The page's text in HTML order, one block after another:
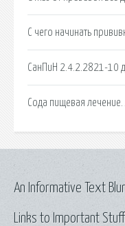
С чего начинать
СанПиН 2.4.2.2821-10
Сода пищевая
Links to Important Stuff
An Informative Text